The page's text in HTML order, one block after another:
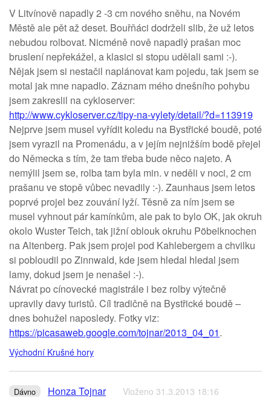
V Litvínově napadly 2 -3 cm nového sněhu, na Novém
Městě ale pět až deset. Bouřňáci dodrželi slib, že už letos
nebudou rolbovat. Nicméně nově napadlý prašan moc
bruslení nepřekážel, a klasici si stopu udělali sami :-).
Nějak jsem si nestačil naplánovat kam pojedu, tak jsem se
motal jak mne napadlo. Záznam mého dnešního pohybu
jsem zakreslil na cykloserver:
http://www.cykloserver.cz/tipy-na-vylety/detail/?d=113919
Nejprve jsem musel vyřídit koledu na Bystřické boudě, poté
jsem vyrazil na Promenádu, a v jejím nejnižším bodě přejel
do Německa s tím, že tam třeba bude něco najeto. A
nemýlil jsem se, rolba tam byla min. v neděli v noci, 2 cm
prašanu ve stopě vůbec nevadily :-). Zaunhaus jsem letos
poprvé projel bez zouvání lyží. Těsně za ním jsem se
musel vyhnout pár kamínkům, ale pak to bylo OK, jak okruh
okolo Wuster Teich, tak jižní oblouk okruhu Pöbelknochen
na Altenberg. Pak jsem projel pod Kahlebergem a chvilku
si pobloudil po Zinnwald, kde jsem hledal hledal jsem
lamy, dokud jsem je nenašel :-).
Návrat po cínovecké magistrále i bez rolby výtečně
upravily davy turistů. Cíl tradičně na Bystřické boudě –
dnes bohužel naposledy. Fotky viz:
https://picasaweb.google.com/tojnar/2013_04_01.
Východní Krušné hory
Dávno Honza Tojnar Vloženo 31.3.2013 18:16